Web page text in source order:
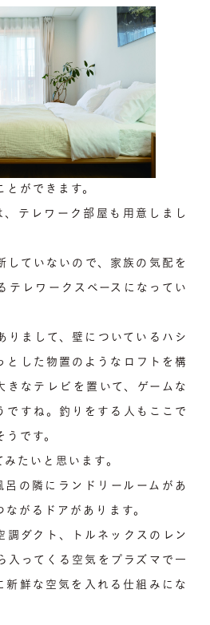
ができます。
テレワーク部屋も用意しまし
していないので、家族の気配を
テレワークスペースになってい
りまして、壁についているハシ
とした物置のようなロフトを構
きなテレビを置いて、ゲームな
ですね。釣りをする人もここで
です。
たいと思います。
の隣にランドリールームがあ
がるドアがあります。
調ダクト、トルネックスのレン
入ってくる空気をプラズマで一
新鮮な空気を入れる仕組みにな